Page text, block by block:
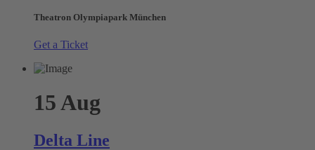
Theatron Olympiapark München
Get a Ticket
15Aug
Delta Line